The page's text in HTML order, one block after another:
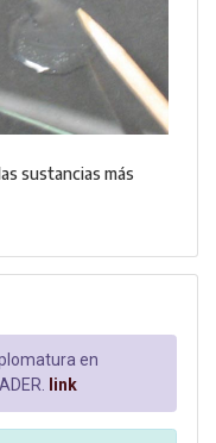
sustancias más
en
link